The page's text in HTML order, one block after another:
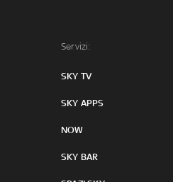
Servizi:
SKY TV
SKY APPS
NOW
SKY BAR